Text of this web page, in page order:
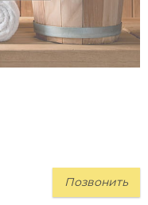
Позвонить